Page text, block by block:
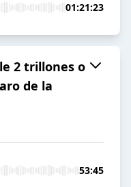
01:21:23
2 trillones o
de la
53:45